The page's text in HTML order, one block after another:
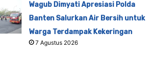
Wagub Dimyati Apresiasi Polda
Banten Salurkan Air Bersih untuk
Warga Terdampak Kekeringan
7 Agustus 2026